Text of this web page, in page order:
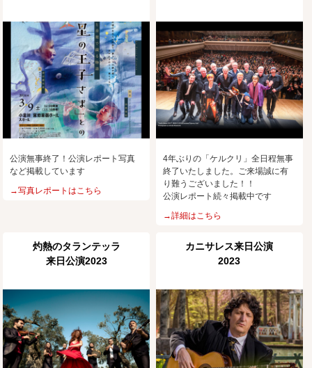
公演無事終了！公演レポート写真
など掲載しています
→写真レポートはこちら
4年ぶりの「ケルクリ」全日程無事
終了いたしました。ご来場誠に有
り難うございました！！
公演レポート続々掲載中です
→詳細はこちら
灼熱のタランテッラ
来日公演2023
カニサレス来日公演
2023